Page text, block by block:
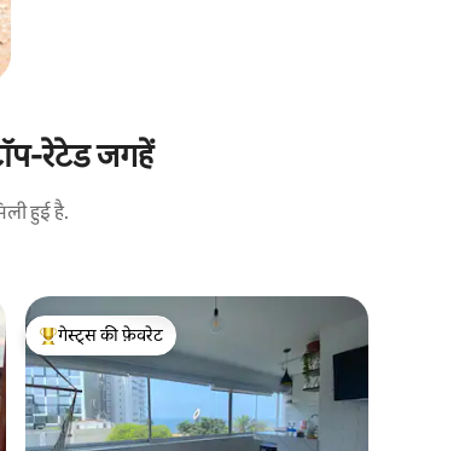
रेटेड जगहें
हुई है.
गेस्ट्स का टॉप फ़ेवरेट
गेस्ट्स की फ़ेवरेट